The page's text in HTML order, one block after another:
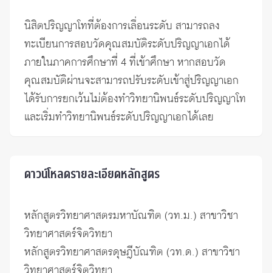
นิสิตปริญญาโทที่ต้องการเลื่อนระดับ สามารถลง
ทะเบียนการสอบวัดคุณสมบัติระดับปริญญาเอกได้
ภายในภาคการศึกษาที่ 4 ที่เข้าศึกษา หากสอบวัด
คุณสมบัติผ่านจะสามารถปรับระดับเข้าสู่ปริญญาเอก
ได้รับการยกเว้นไม่ต้องทำวิทยานิพนธ์ระดับปริญญาโท
และเริ่มทำวิทยานิพนธ์ระดับปริญญาเอกได้เลย
ดาวน์โหลดรายละเอียดหลักสูตร
หลักสูตรวิทยาศาสตรมหาบัณฑิต (วท.ม.) สาขาวิชา
วิทยาศาสตร์จิตวิทยา
หลักสูตรวิทยาศาสตรดุษฎีบัณฑิต (วท.ด.) สาขาวิชา